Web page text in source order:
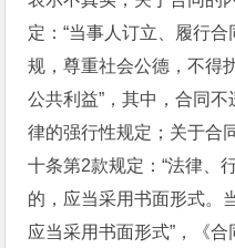
定：“当事人订立、履行
规，尊重社会公德，不得
公共利益”，其中，合同
律的强行性规定；关于合
十条第2款规定：“法律、
的，应当采用书面形式。
应当采用书面形式”，《